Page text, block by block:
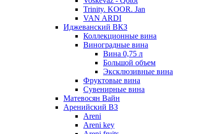
Trinity. KOOR. Jan
VAN ARDI
Иджеванский ВКЗ
Коллекционные вина
Виноградные вина
Вина 0,75 л
Большой объем
Эксклюзивные вина
Фруктовые вина
Cувенирные вина
Матевосян Вайн
Аренийский ВЗ
Areni
Areni key